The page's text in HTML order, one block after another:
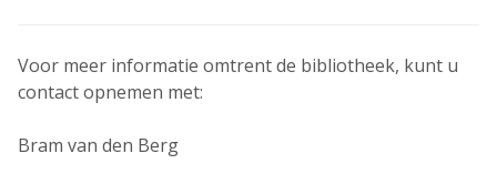
Voor meer informatie omtrent de bibliotheek, kunt u
contact opnemen met:
Bram van den Berg